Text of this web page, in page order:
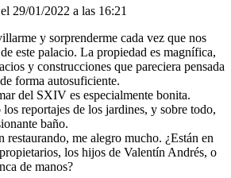
el 29/01/2022 a las 16:21
y sorprenderme cada vez que nos
este palacio. La propiedad es magnífica,
y construcciones que pareciera pensada
forma autosuficiente.
del SXIV es especialmente bonita.
reportajes de los jardines, y sobre todo,
baño.
restaurando, me alegro mucho. ¿Están en
los hijos de Valentín Andrés, o
de manos?